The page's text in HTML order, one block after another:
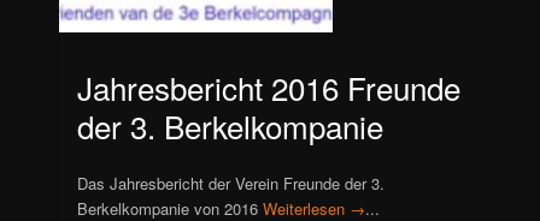
Jahresbericht 2016 Freunde
der 3. Berkelkompanie
Das Jahresbericht der Verein Freunde der 3.
Berkelkompanie von 2016Weiterlesen →...